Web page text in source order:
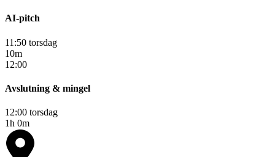
AI-pitch
11:50 torsdag
10m
12:00
Avslutning & mingel
12:00 torsdag
1h 0m